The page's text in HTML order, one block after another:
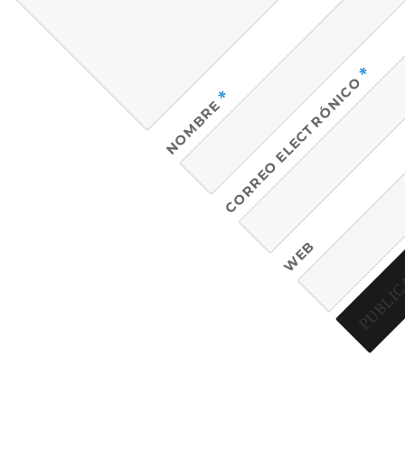
NOMBRE
*CORREO ELECTRÓNICO
*
WEB